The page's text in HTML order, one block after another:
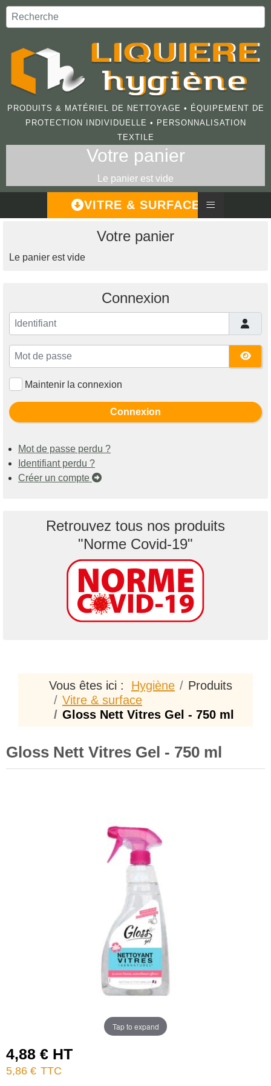
PRODUITS & MATÉRIEL DE NETTOYAGE • ÉQUIPEMENT DE
PROTECTION INDIVIDUELLE • PERSONNALISATION
TEXTILE
Votre panier
Le panier est vide
VITRE & SURFACE ≡
Votre panier
Le panier est vide
Connexion
Identifiant
Mot de passe
Maintenir la connexion
Connexion
Mot de passe perdu ?
Identifiant perdu ?
Créer un compte
Retrouvez tous nos produits
"Norme Covid-19"
Vous êtes ici : Hygiène
Produits
Vitre & surface
Gloss Nett Vitres Gel - 750 ml
Gloss Nett Vitres Gel - 750 ml
Tap to expand
4,88 € HT
5,86 € TTC